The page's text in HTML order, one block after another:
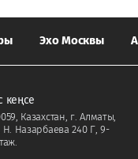
Эхо Москвы
кеңсе
Казахстан, г. Алматы,
Н. Назарбаева 240 Г, 9-